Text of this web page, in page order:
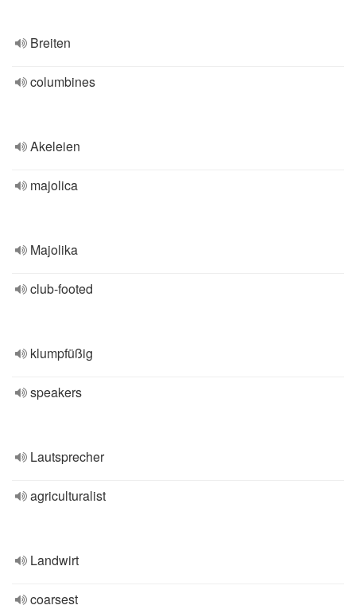
Breiten
columbines
Akeleien
majolica
Majolika
club-footed
klumpfüßig
speakers
Lautsprecher
agriculturalist
Landwirt
coarsest